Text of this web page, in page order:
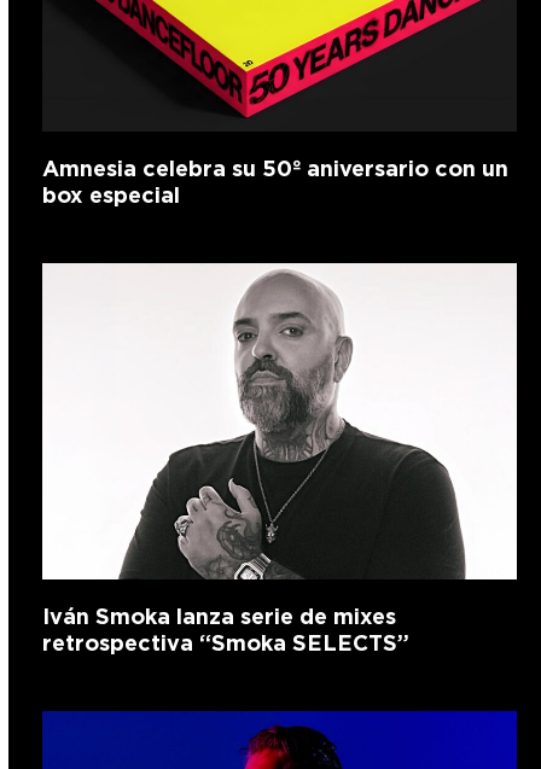
Amnesia celebra su 50º aniversario con un
box especial
Iván Smoka lanza serie de mixes
retrospectiva “Smoka SELECTS”